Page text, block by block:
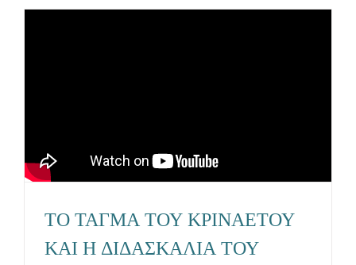
ΤΟ ΤΑΓΜΑ ΤΟΥ ΚΡΙΝΑΕΤΟΥ
ΚΑΙ Η ΔΙΔΑΣΚΑΛΙΑ ΤΟΥ